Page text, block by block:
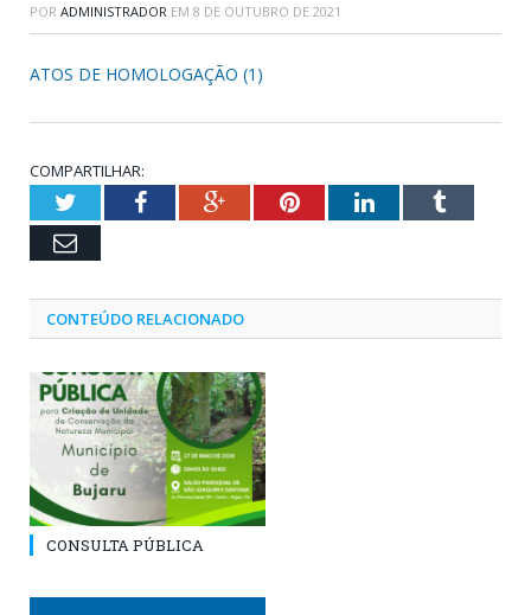
POR ADMINISTRADOR EM 8 DE OUTUBRO DE 2021
ATOS DE HOMOLOGAÇÃO (1)
COMPARTILHAR:
TwitterFacebookGoogle+PinterestLinkedInTumblr
Email
CONTEÚDO RELACIONADO
CONSULTA PÚBLICA